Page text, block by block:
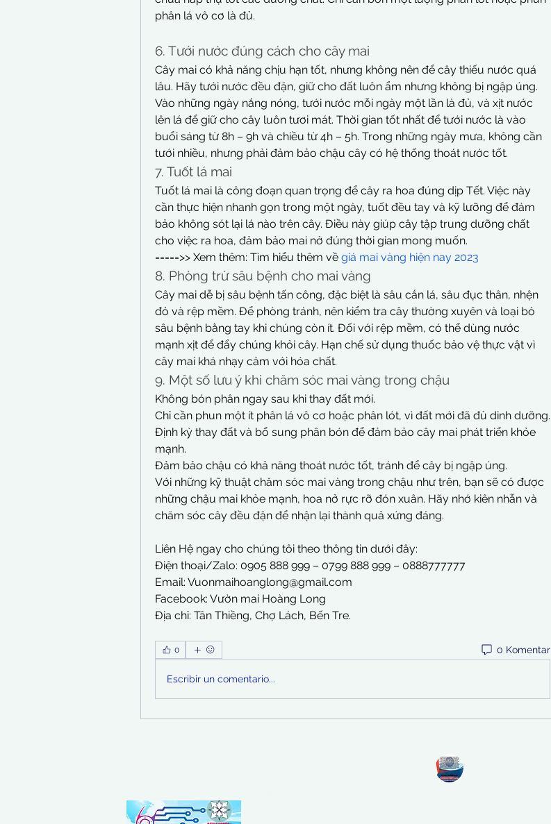
phân lá vô cơ là đủ.
6. Tưới nước đúng cách cho cây mai
Cây mai có khả năng chịu hạn tốt, nhưng không nên để cây thiếu nước quá
lâu. Hãy tưới nước đều đặn, giữ cho đất luôn ẩm nhưng không bị ngập úng.
Vào những ngày nắng nóng, tưới nước mỗi ngày một lần là đủ, và xịt nước
lên lá để giữ cho cây luôn tươi mát. Thời gian tốt nhất để tưới nước là vào
buổi sáng từ 8h – 9h và chiều từ 4h – 5h. Trong những ngày mưa, không cần
tưới nhiều, nhưng phải đảm bảo chậu cây có hệ thống thoát nước tốt.
7. Tuốt lá mai
Tuốt lá mai là công đoạn quan trọng để cây ra hoa đúng dịp Tết. Việc này
cần thực hiện nhanh gọn trong một ngày, tuốt đều tay và kỹ lưỡng để đảm
bảo không sót lại lá nào trên cây. Điều này giúp cây tập trung dưỡng chất
cho việc ra hoa, đảm bảo mai nở đúng thời gian mong muốn.
=====>> Xem thêm: Tìm hiểu thêm về giá mai vàng hiện nay 2023
8. Phòng trừ sâu bệnh cho mai vàng
Cây mai dễ bị sâu bệnh tấn công, đặc biệt là sâu cắn lá, sâu đục thân, nhện
đỏ và rệp mềm. Để phòng tránh, nên kiểm tra cây thường xuyên và loại bỏ
sâu bệnh bằng tay khi chúng còn ít. Đối với rệp mềm, có thể dùng nước
mạnh xịt để đẩy chúng khỏi cây. Hạn chế sử dụng thuốc bảo vệ thực vật vì
cây mai khá nhạy cảm với hóa chất.
9. Một số lưu ý khi chăm sóc mai vàng trong chậu
Không bón phân ngay sau khi thay đất mới.
Chỉ cần phun một ít phân lá vô cơ hoặc phân lót, vì đất mới đã đủ dinh dưỡng.
Định kỳ thay đất và bổ sung phân bón để đảm bảo cây mai phát triển khỏe
mạnh.
Đảm bảo chậu có khả năng thoát nước tốt, tránh để cây bị ngập úng.
Với những kỹ thuật chăm sóc mai vàng trong chậu như trên, bạn sẽ có được
những chậu mai khỏe mạnh, hoa nở rực rỡ đón xuân. Hãy nhớ kiên nhẫn và
chăm sóc cây đều đặn để nhận lại thành quả xứng đáng.
Liên Hệ ngay cho chúng tôi theo thông tin dưới đây:
Điện thoại/Zalo: 0905 888 999 – 0799 888 999 – 0888777777
Email: Vuonmaihoanglong@gmail.com
Facebook: Vườn mai Hoàng Long
Địa chỉ: Tân Thiềng, Chợ Lách, Bến Tre.
0 0 Komentar
Escribir un comentario...